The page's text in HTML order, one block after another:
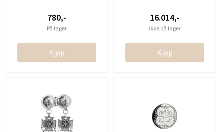
780,-
På lager
Kjøp
16.014,-
ikke på lager
Kjøp